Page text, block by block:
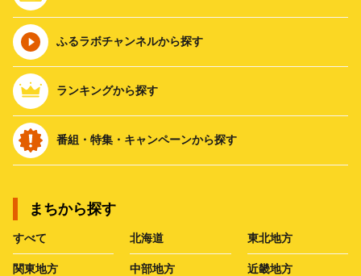
ふるラボチャンネルから探す
ランキングから探す
番組・特集・キャンペーンから探す
まちから探す
すべて 北海道 東北地方
関東地方 中部地方 近畿地方